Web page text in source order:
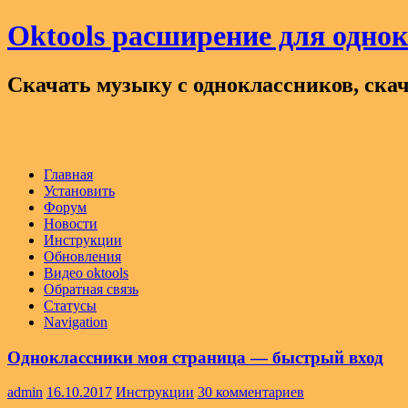
Oktools расширение для
Скачать музыку с одноклассников,
Главная
Установить
Форум
Новости
Инструкции
Обновления
Видео oktools
Обратная связь
Статусы
Navigation
Одноклассники моя страница — быстрый вход
admin 16.10.2017 Инструкции 30 комментариев